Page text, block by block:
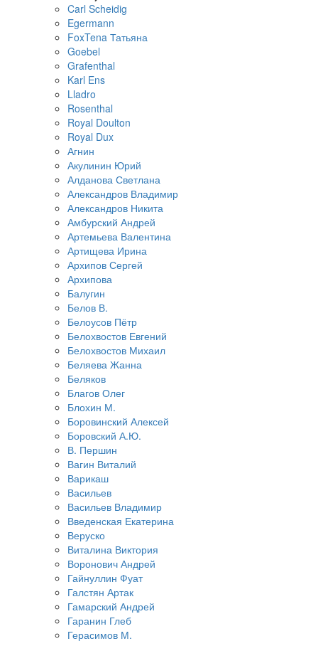
Carl Scheidig
Egermann
FoxTena Татьяна
Goebel
Grafenthal
Karl Ens
Lladro
Rosenthal
Royal Doulton
Royal Dux
Агнин
Акулинин Юрий
Алданова Светлана
Александров Владимир
Александров Никита
Амбурский Андрей
Артемьева Валентина
Артищева Ирина
Архипов Сергей
Архипова
Балугин
Белов В.
Белоусов Пётр
Белохвостов Евгений
Белохвостов Михаил
Беляева Жанна
Беляков
Благов Олег
Блохин М.
Боровинский Алексей
Боровский А.Ю.
В. Першин
Вагин Виталий
Варикаш
Васильев
Васильев Владимир
Введенская Екатерина
Веруско
Виталина Виктория
Воронович Андрей
Гайнуллин Фуат
Галстян Артак
Гамарский Андрей
Гаранин Глеб
Герасимов М.